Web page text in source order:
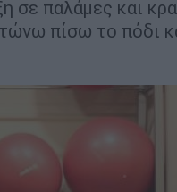
σε παλάμες και
πίσω το πόδι